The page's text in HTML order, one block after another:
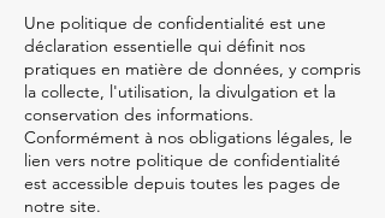
Une politique de confidentialité est une
déclaration essentielle qui définit nos
pratiques en matière de données, y compris
la collecte, l'utilisation, la divulgation et la
conservation des informations.
Conformément à nos obligations légales, le
lien vers notre politique de confidentialité
est accessible depuis toutes les pages de
notre site.